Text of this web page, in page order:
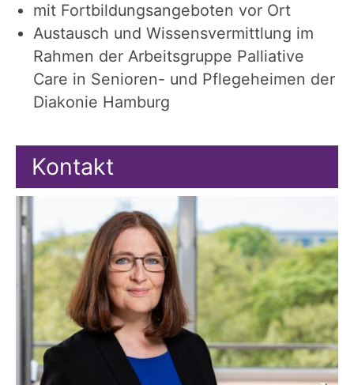
mit Fortbildungsangeboten vor Ort
Austausch und Wissensvermittlung im
Rahmen der Arbeitsgruppe Palliative
Care in Senioren- und Pflegeheimen der
Diakonie Hamburg
Kontakt